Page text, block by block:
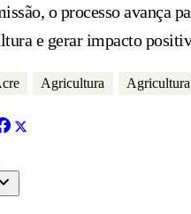
o processo avança
e gerar impacto
Agricultura